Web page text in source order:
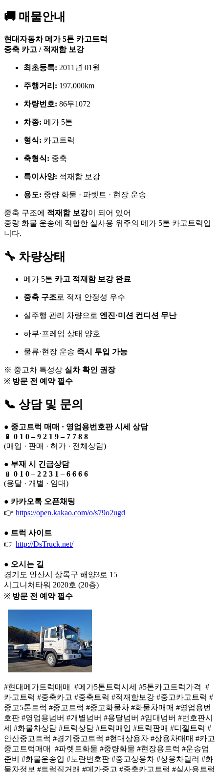
🚚 매물안내
현대자동차메가 5톤 카고트럭
중축 카고 / 적재함 보강
최초등록: 2011년 01월
주행거리: 197,000km
차량번호: 86무1072
차종: 메가 5톤
형식: 카고트럭
축형식: 중축
특이사양: 적재함 보강
용도: 중량 화물 · 파렛트 · 현장 운송
중축 구조에 적재함 보강이 되어 있어
중량 화물 운송에 적합한 실사용 위주의 메가 5톤 카고트럭입
니다.
🔧 차량상태
메가 5톤 카고 적재함 보강 완료
중축 구조로 적재 안정성 우수
실주행 관리 차량으로 엔진·미션 컨디션 무난
하부·프레임 상태 양호
물류·현장 운송 즉시 투입 가능
※ 중고차 특성상 실차 확인 권장
※ 방문 전 예약 필수
📞 상담 및 문의
● 중고트럭 매매 · 영업용번호판 시세 상담
📱 0 1 0 – 9 2 1 9 – 7 7 8 8
(매입 · 판매 · 허가 · 전체상담)
● 부재 시 긴급상담
📱 0 1 0 – 2 2 3 1 – 6 6 6 6
(용달 · 개별 · 임대)
● 카카오톡 오픈채팅
👉 https://open.kakao.com/o/s79o2ugd
● 트럭 사이트
👉 http://DsTruck.net/
● 오시는 길
경기도 안산시 상록구 해양3로 15
시그니처타워 2020호 (20층)
※ 방문 전 예약 필수
#현대메가트럭매매 #메가5톤트럭시세 #5톤카고트럭가격 #
카고트럭 #중축카고 #중축트럭 #적재함보강 #중고카고트럭 #
중고5톤트럭 #중고트럭 #중고화물차 #화물차매매 #영업용번
호판 #영업용넘버 #개별넘버 #용달넘버 #임대넘버 #번호판시
세 #화물차상담 #트럭상담 #트럭매입 #트럭판매 #디젤트럭 #
안산중고트럭 #경기중고트럭 #현대상용차 #상용차매매 #카고
중고트럭매매 #파렛트화물 #중량화물 #현장용트럭 #운송업
준비 #화물운송업 #노란번호판 #중고상용차 #상용차딜러 #화
물차정보 #트럭직거래 #메가중고 #중축카고트럭 #실사용트럭